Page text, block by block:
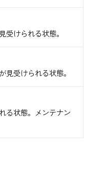
受けられる状態。
見受けられる状態。
る状態。メンテナン